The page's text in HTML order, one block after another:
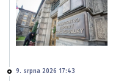
9. srpna 2026 17:43